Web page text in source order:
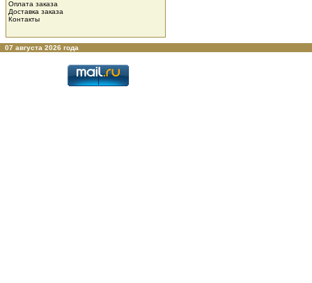
Оплата заказа
Доставка заказа
Контакты
07 августа 2026 года